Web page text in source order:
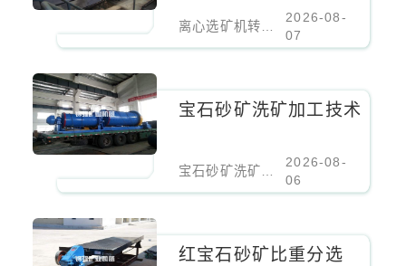
细粒锡石回收率的影响
2026-08-
07
宝石砂矿洗矿加工技术
2026-08-
06
红宝石砂矿比重分选